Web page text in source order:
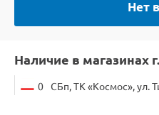
Нет
Наличие в магазинах
0 СБп, ТК «Космос», ул.